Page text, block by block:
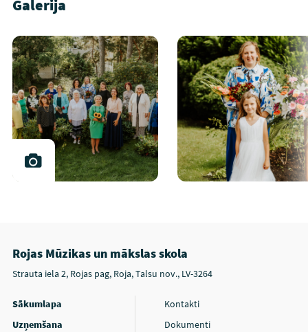
Galerija
Rojas Mūzikas un mākslas skola
Strauta iela 2, Rojas pag, Roja, Talsu nov., LV-3264
Sākumlapa
Uzņemšana
Kontakti
Dokumenti